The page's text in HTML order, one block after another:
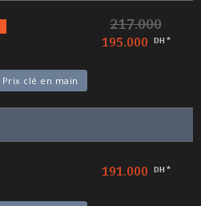
217.000
195.000 DH *
Prix clé en main
191.000 DH *